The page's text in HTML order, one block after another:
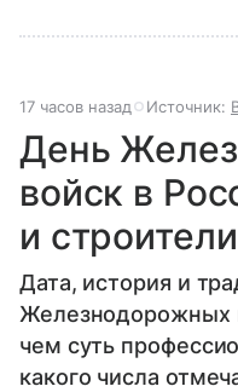
17 часов назад Источник:
День
войск в
и
Дата, история и
Железнодорожных
чем суть
какого числа